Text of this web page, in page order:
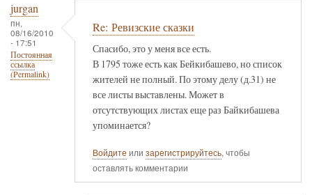
jurgan
пн,
08/16/2010
- 17:51
Постоянная
ссылка
(Permalink)
Re: Ревизские сказки
Спасибо, это у меня все есть.
В 1795 тоже есть как Бейкибашево, но список
жителей не полный. По этому делу (д.31) не
все листы выставлены. Может в
отсутствующих листах еще раз Байкибашева
упоминается?
Войдите или зарегистрируйтесь, чтобы
оставлять комментарии